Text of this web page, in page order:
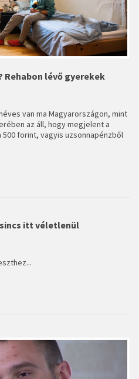
Rehabon lévő gyerekek
van ma Magyarországon, mint
az áll, hogy megjelent a
forint, vagyis uzsonnapénzből
itt véletlenül